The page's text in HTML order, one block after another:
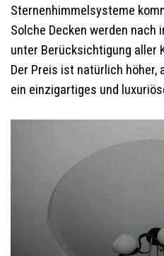
Sternenhimmelsysteme
Solche Decken werden nach
unter Berücksichtigung aller
Der Preis ist natürlich höher,
ein einzigartiges und